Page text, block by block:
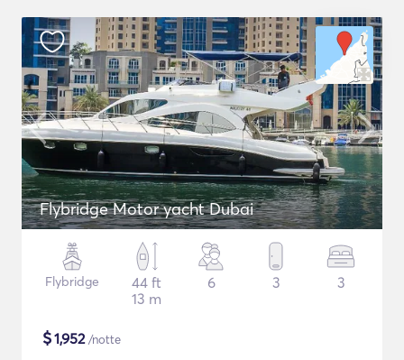
Flybridge Motor yacht Dubai
Flybridge
44 ft
13 m
6 3 3
$1,952/notte